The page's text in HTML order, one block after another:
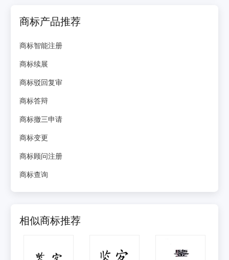
商标产品推荐
商标智能注册
商标续展
商标驳回复审
商标答辩
商标撤三申请
商标变更
商标顾问注册
商标查询
相似商标推荐